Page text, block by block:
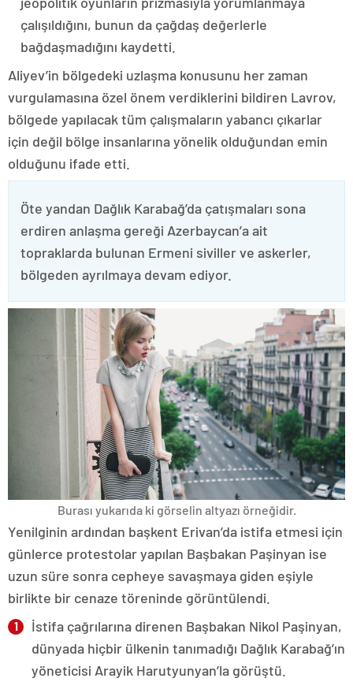
çalışıldığını, bunun da çağdaş değerlerle
bağdaşmadığını kaydetti.
Aliyev’in bölgedeki uzlaşma konusunu her zaman
vurgulamasına özel önem verdiklerini bildiren Lavrov,
bölgede yapılacak tüm çalışmaların yabancı çıkarlar
için değil bölge insanlarına yönelik olduğundan emin
olduğunu ifade etti.
Öte yandan Dağlık Karabağ’da çatışmaları sona
erdiren anlaşma gereği Azerbaycan’a ait
topraklarda bulunan Ermeni siviller ve askerler,
bölgeden ayrılmaya devam ediyor.
Burası yukarıda ki görselin altyazı örneğidir.
Yenilginin ardından başkent Erivan’da istifa etmesi için
günlerce protestolar yapılan Başbakan Paşinyan ise
uzun süre sonra cepheye savaşmaya giden eşiyle
birlikte bir cenaze töreninde görüntülendi.
İstifa çağrılarına direnen Başbakan Nikol Paşinyan,
dünyada hiçbir ülkenin tanımadığı Dağlık Karabağ’ın
yöneticisi Arayik Harutyunyan’la görüştü.